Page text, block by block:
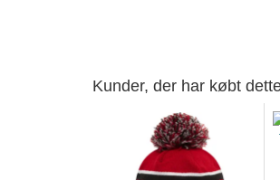
Kunder, der har købt